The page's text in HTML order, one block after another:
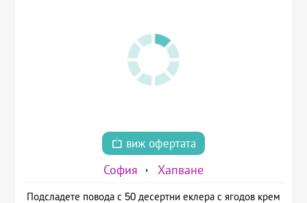
виж офертата
София Хапване
Подсладете повода с 50 десертни еклера с ягодов крем